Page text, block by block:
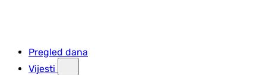
Pregled dana
Vijesti